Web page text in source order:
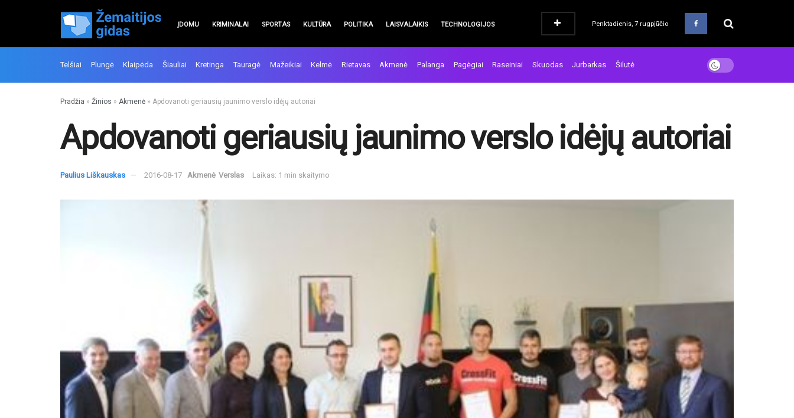
ĮDOMU KRIMINALAI SPORTAS KULTŪRA POLITIKA LAISVALAIKIS TECHNOLOGIJOS Penktadienis, 7 rugpjūčio
Telšiai Plungė Klaipėda Šiauliai Kretinga Tauragė Mažeikiai Kelmė Rietavas Akmenė Palanga Pagėgiai Raseiniai Skuodas Jurbarkas Šilutė
Pradžia » Žinios » Akmenė » Apdovanoti geriausių jaunimo verslo idėjų autoriai
Apdovanoti geriausių jaunimo verslo idėjų autoriai
Paulius Liškauskas 2016-08-17 Akmenė Verslas Laikas: 1 min skaitymo